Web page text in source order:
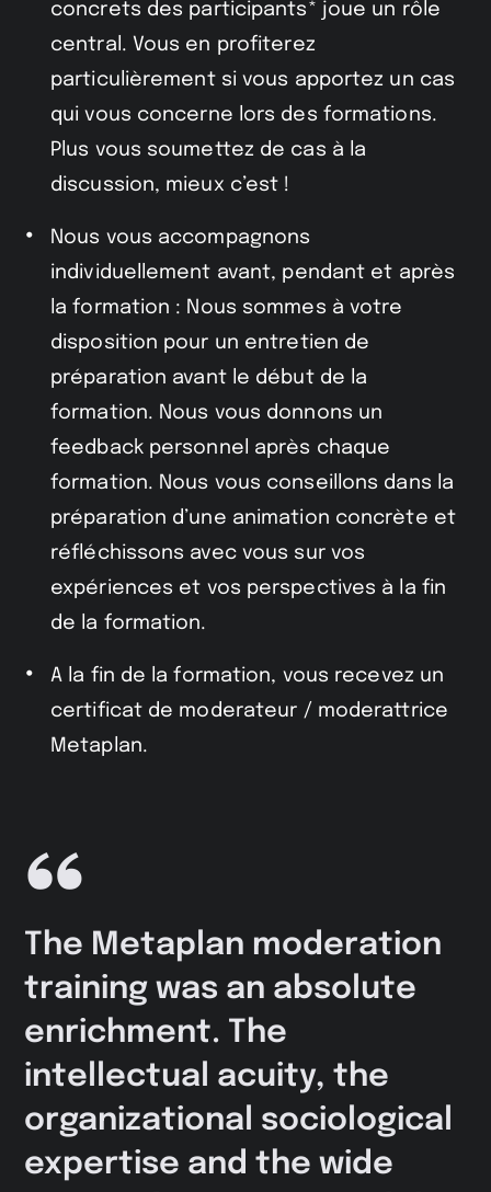
concrets des participants* joue un rôle
central. Vous en profiterez
particulièrement si vous apportez un cas
qui vous concerne lors des formations.
Plus vous soumettez de cas à la
discussion, mieux c’est !
Nous vous accompagnons
individuellement avant, pendant et après
la formation : Nous sommes à votre
disposition pour un entretien de
préparation avant le début de la
formation. Nous vous donnons un
feedback personnel après chaque
formation. Nous vous conseillons dans la
préparation d’une animation concrète et
réfléchissons avec vous sur vos
expériences et vos perspectives à la fin
de la formation.
A la fin de la formation, vous recevez un
certificat de moderateur / moderattrice
Metaplan.
The Metaplan moderation
training was an absolute
enrichment. The
intellectual acuity, the
organizational sociological
expertise and the wide